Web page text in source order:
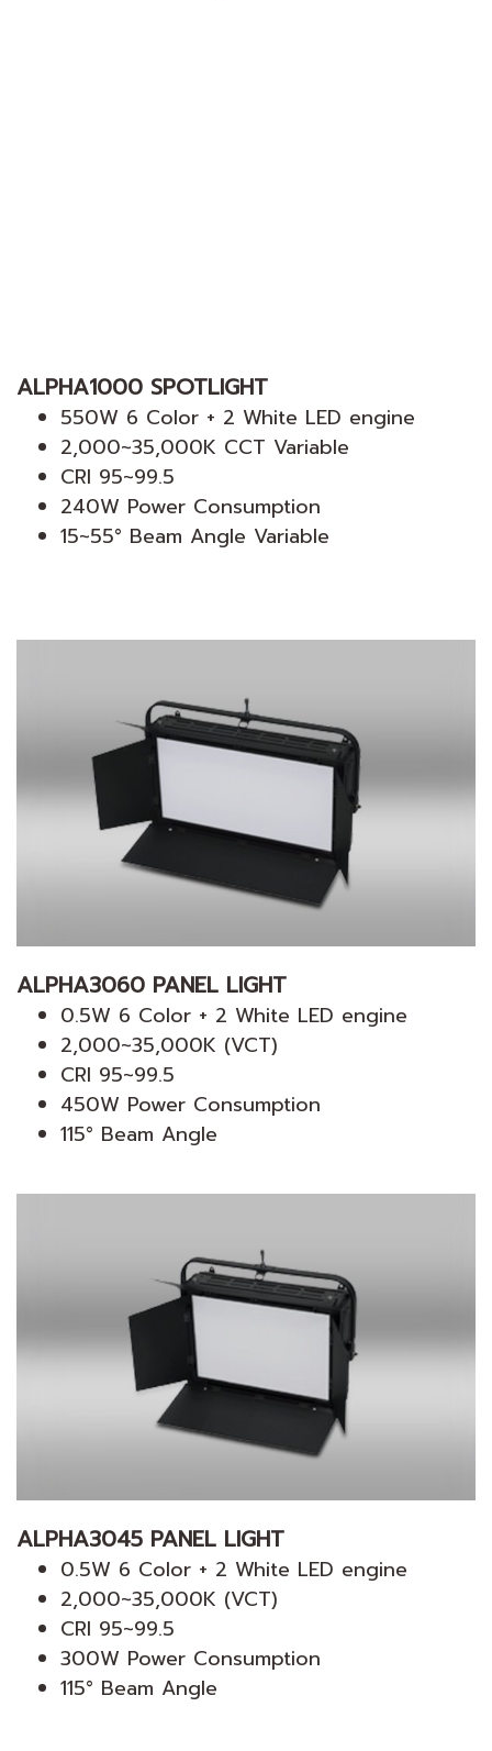
ALPHA1000 SPOTLIGHT
550W 6 Color + 2 White LED engine
2,000~35,000K CCT Variable
CRI 95~99.5
240W Power Consumption
15~55° Beam Angle Variable
ALPHA3060 PANEL LIGHT
0.5W 6 Color + 2 White LED engine
2,000~35,000K (VCT)
CRI 95~99.5
450W Power Consumption
115° Beam Angle
ALPHA3045 PANEL LIGHT
0.5W 6 Color + 2 White LED engine
2,000~35,000K (VCT)
CRI 95~99.5
300W Power Consumption
115° Beam Angle